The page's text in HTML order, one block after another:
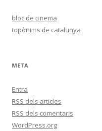
bloc de cinema
topònims de catalunya
META
Entra
RSS dels articles
RSS dels comentaris
WordPress.org